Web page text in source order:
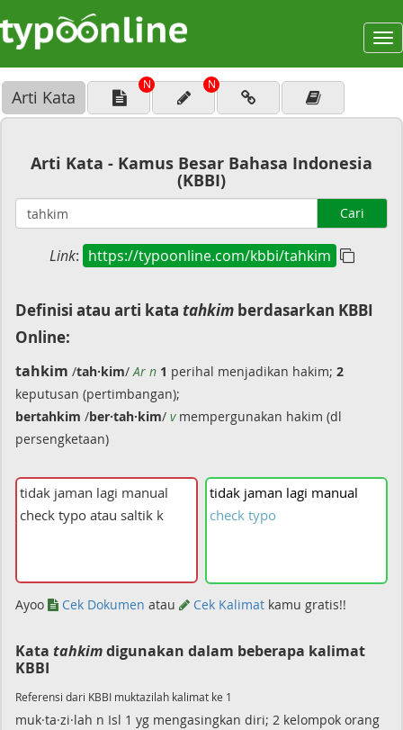
Arti Kata
N N
Arti Kata - Kamus Besar Bahasa Indonesia
(KBBI)
Cari
Link: https://typoonline.com/kbbi/tahkim
Definisi atau arti kata tahkim berdasarkan KBBI
Online:
tahkim /tah·kim/Ar n 1 perihal menjadikan hakim; 2
keputusan (pertimbangan);
bertahkim /ber·tah·kim/ vmempergunakan hakim (dl
persengketaan)
tidak jaman lagi manual
check typo
Ayoo Cek Dokumen atau Cek Kalimat kamu gratis!!
Kata tahkimdigunakan dalam beberapa kalimat
KBBI
Referensi dari KBBI muktazilah kalimat ke 1
muk·ta·zi·lah n Isl 1 yg mengasingkan diri; 2 kelompok orang